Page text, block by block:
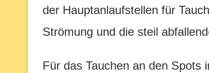
der Hauptanlaufstellen für
Strömung und die steil
Für das Tauchen an den Spots